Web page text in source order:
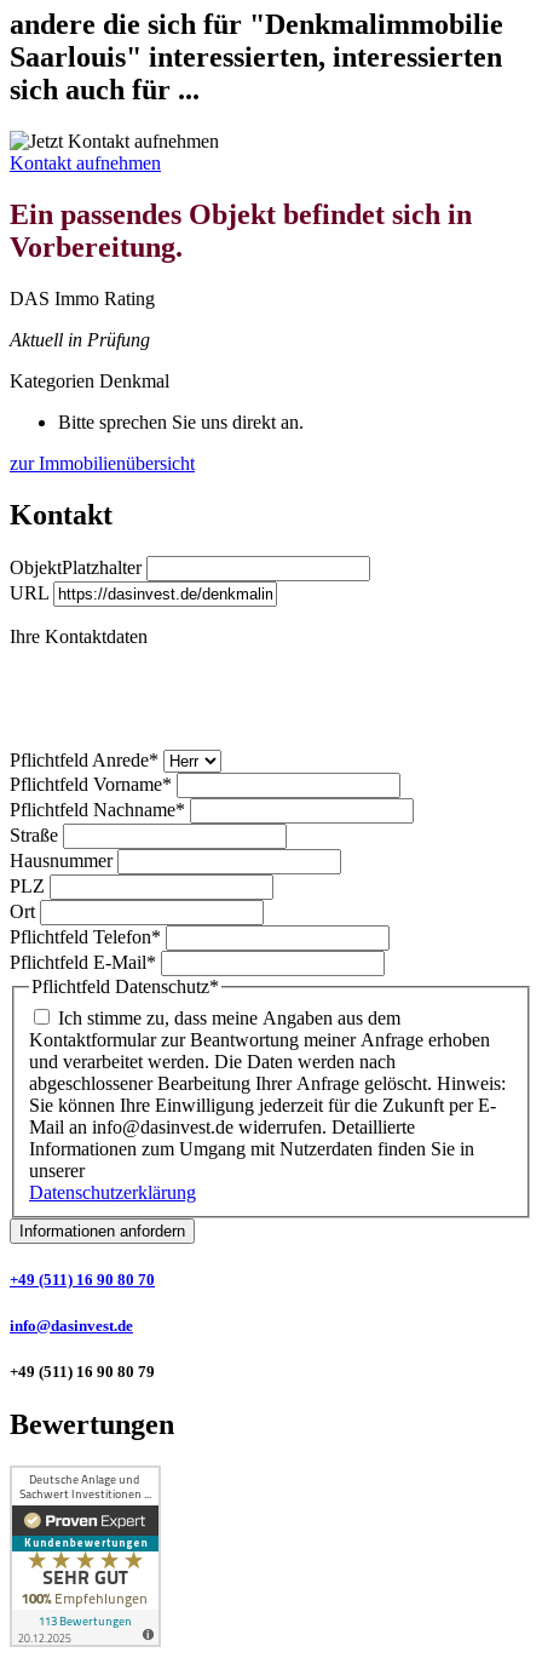
andere die sich für "Denkmalimmobilie
Saarlouis" interessierten, interessierten
sich auch für ...
Kontakt aufnehmen
Ein passendes Objekt befindet sich in
Vorbereitung.
DAS Immo Rating
Aktuell in Prüfung
Kategorien Denkmal
Bitte sprechen Sie uns direkt an.
zur Immobilienübersicht
Kontakt
ObjektPlatzhalter
URL
Ihre Kontaktdaten
Pflichtfeld Anrede*
Pflichtfeld Vorname*
Pflichtfeld Nachname*
Straße
Hausnummer
PLZ
Ort
Pflichtfeld Telefon*
Pflichtfeld E-Mail*
Pflichtfeld Datenschutz*
Ich stimme zu, dass meine Angaben aus dem
Kontaktformular zur Beantwortung meiner Anfrage erhoben
und verarbeitet werden. Die Daten werden nach
abgeschlossener Bearbeitung Ihrer Anfrage gelöscht. Hinweis:
Sie können Ihre Einwilligung jederzeit für die Zukunft per E-
Mail an info@dasinvest.de widerrufen. Detaillierte
Informationen zum Umgang mit Nutzerdaten finden Sie in
unserer
Datenschutzerklärung
Informationen anfordern
+49 (511) 16 90 80 70
info@dasinvest.de
+49 (511) 16 90 80 79
Bewertungen